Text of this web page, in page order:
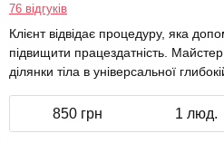
76 відгуків
Клієнт відвідає процедуру, яка
підвищити працездатність.
ділянки тіла в універсальної
850 грн 1 люд.